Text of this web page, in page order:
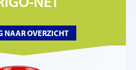
NAAR OVERZICHT